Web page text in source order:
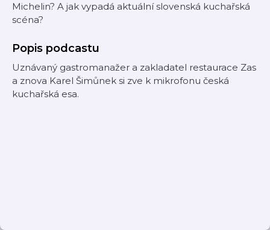
Michelin? A jak vypadá aktuální slovenská kuchařská
scéna?
Popis podcastu
Uznávaný gastromanažer a zakladatel restaurace Zas
a znova Karel Šimůnek si zve k mikrofonu česká
kuchařská esa.